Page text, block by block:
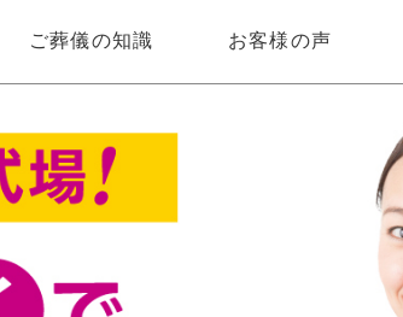
ご葬儀の知識 お客様の声